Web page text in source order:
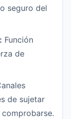
seguro del
Función
de
de sujetar